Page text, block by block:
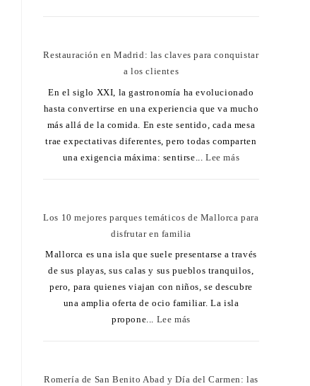
Restauración en Madrid: las claves para conquistar
a los clientes
En el siglo XXI, la gastronomía ha evolucionado
hasta convertirse en una experiencia que va mucho
más allá de la comida. En este sentido, cada mesa
trae expectativas diferentes, pero todas comparten
una exigencia máxima: sentirse...Lee más
Los 10 mejores parques temáticos de Mallorca para
disfrutar en familia
Mallorca es una isla que suele presentarse a través
de sus playas, sus calas y sus pueblos tranquilos,
pero, para quienes viajan con niños, se descubre
una amplia oferta de ocio familiar. La isla
propone... Lee más
Romería de San Benito Abad y Día del Carmen: las